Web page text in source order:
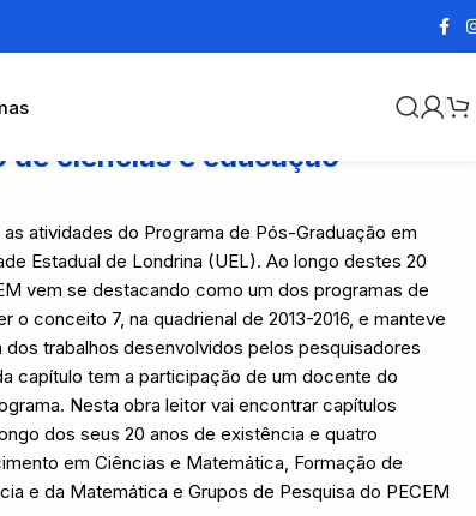
de ciências e educação
atividades do Programa de Pós-Graduação em
Estadual de Londrina (UEL). Ao longo destes 20
vem se destacando como um dos programas de
o conceito 7, na quadrienal de 2013-2016, e manteve
trabalhos desenvolvidos pelos pesquisadores
capítulo tem a participação de um docente do
Nesta obra leitor vai encontrar capítulos
dos seus 20 anos de existência e quatro
em Ciências e Matemática, Formação de
e da Matemática e Grupos de Pesquisa do PECEM